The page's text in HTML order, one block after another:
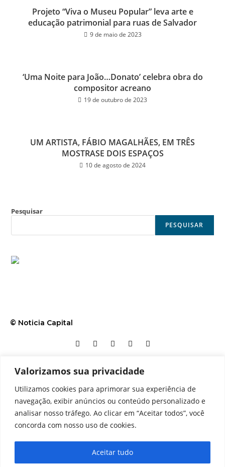
Valorizamos sua privacidade
Utilizamos cookies para aprimorar sua experiência de
navegação, exibir anúncios ou conteúdo personalizado e
analisar nosso tráfego. Ao clicar em “Aceitar todos”, você
concorda com nosso uso de cookies.
Aceitar tudo
Projeto “Viva o Museu Popular” leva arte e
educação patrimonial para ruas de Salvador
9 de maio de 2023
‘Uma Noite para João…Donato’ celebra obra do
compositor acreano
19 de outubro de 2023
UM ARTISTA, FÁBIO MAGALHÃES, EM TRÊS
MOSTRASE DOIS ESPAÇOS
10 de agosto de 2024
Pesquisar
PESQUISAR
© Noticia Capital
Contato Home Aviso legal Configurações de cookies
Equipe Perfil Política de cookies Serviços